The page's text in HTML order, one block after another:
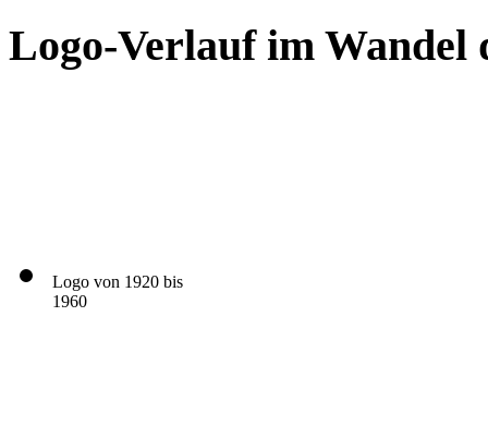
Logo-Verlauf im Wandel
Logo von 1920 bis
1960